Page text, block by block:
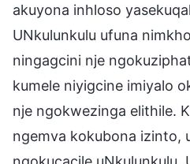
akuyona inhloso
UNkulunkulu ufuna
ningagcini nje
kumele niyigcine imiyalo
nje ngokwezinga elithile.
ngemva kokubona izinto,